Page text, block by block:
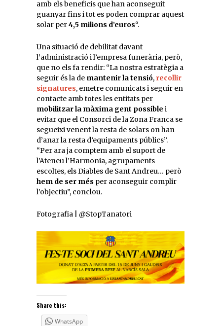
amb els beneficis que han aconseguit
guanyar fins i tot es poden comprar aquest
solar per4,5 milions d’euros“.
Una situació de debilitat davant
l’administració i l’empresa funerària, però,
que no els fa rendir: “La nostra estratègia a
seguir és la de mantenir la tensió, recollir
signatures, emetre comunicats i seguir en
contacte amb totes les entitats per
mobilitzar la màxima gent possible i
evitar que el Consorci de la Zona Franca se
segueixi venent la resta de solars on han
d’anar la resta d’equipaments públics”.
“Per ara ja comptem amb el suport de
l’Ateneu l’Harmonia, agrupaments
escoltes, els Diables de Sant Andreu… però
hem de ser més per aconseguir complir
l’objectiu”, conclou.
Fotografia | @StopTanatori
Share this:
WhatsApp